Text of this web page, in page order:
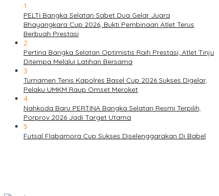
1
PELTI Bangka Selatan Sabet Dua Gelar Juara
Bhayangkara Cup 2026, Bukti Pembinaan Atlet Terus
Berbuah Prestasi
2
Pertina Bangka Selatan Optimistis Raih Prestasi, Atlet Tinju
Ditempa Melalui Latihan Bersama
3
Turnamen Tenis Kapolres Basel Cup 2026 Sukses Digelar,
Pelaku UMKM Raup Omset Meroket
4
Nahkoda Baru PERTINA Bangka Selatan Resmi Terpilih,
Porprov 2026 Jadi Target Utama
5
Futsal Flabamora Cup Sukses Diselenggarakan Di Babel